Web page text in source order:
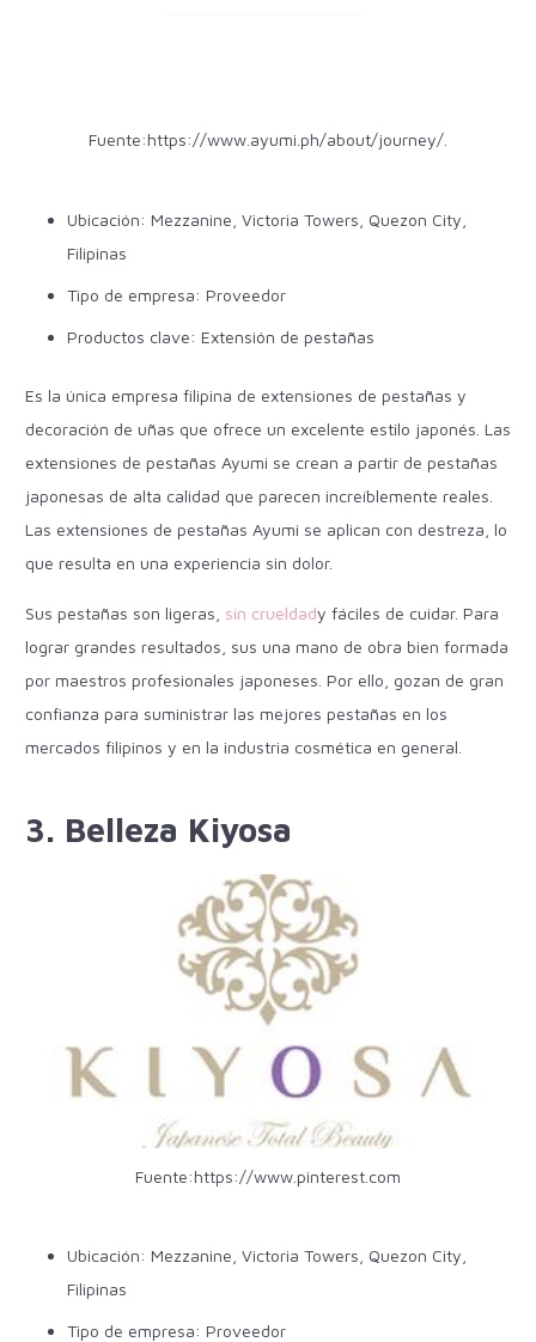
Fuente:https://www.ayumi.ph/about/journey/.
Ubicación: Mezzanine, Victoria Towers, Quezon City,
Filipinas
Tipo de empresa: Proveedor
Productos clave: Extensión de pestañas
Es la única empresa filipina de extensiones de pestañas y
decoración de uñas que ofrece un excelente estilo japonés. Las
extensiones de pestañas Ayumi se crean a partir de pestañas
japonesas de alta calidad que parecen increíblemente reales.
Las extensiones de pestañas Ayumi se aplican con destreza, lo
que resulta en una experiencia sin dolor.
Sus pestañas son ligeras, sin crueldady fáciles de cuidar. Para
lograr grandes resultados, sus una mano de obra bien formada
por maestros profesionales japoneses. Por ello, gozan de gran
confianza para suministrar las mejores pestañas en los
mercados filipinos y en la industria cosmética en general.
3. Belleza Kiyosa
Fuente:https://www.pinterest.com
Ubicación: Mezzanine, Victoria Towers, Quezon City,
Filipinas
Tipo de empresa: Proveedor